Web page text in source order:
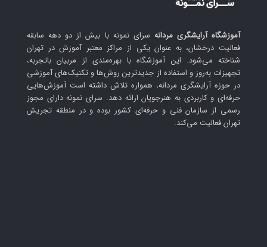
آموزشگاه آرایشگری مردانه سرای نمونه با بیش از دو دهه سابقه
فعالیت درخشان، به عنوان یکی از مراکز معتبر آموزش در تهران
شناخته می‌شود. این آموزشگاه با بهره‌مندی از مربیان باتجربه،
تجهیزات به‌روز و استفاده از جدیدترین روش‌ها و تکنیک‌های آموزشی
در حوزه آرایشگری مردانه، همواره تلاش داشته است آموزش‌هایی
حرفه‌ای و کاربردی به هنرجویان ارائه دهد. سرای نمونه دارای مجوز
رسمی از سازمان فنی و حرفه‌ای کشور بوده و در منطقه تجریش
تهران فعالیت می‌کند.